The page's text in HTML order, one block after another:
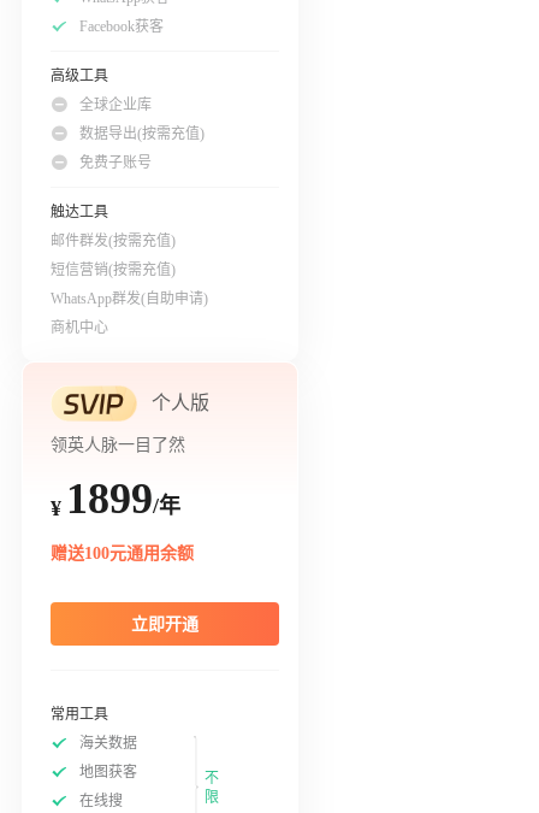
Facebook获客
高级工具
全球企业库
数据导出(按需充值)
免费子账号
触达工具
邮件群发(按需充值)
短信营销(按需充值)
WhatsApp群发(自助申请)
商机中心
个人版
领英人脉一目了然
¥ 1899/年
赠送100元通用余额
立即开通
常用工具
海关数据
地图获客
在线搜
不
限